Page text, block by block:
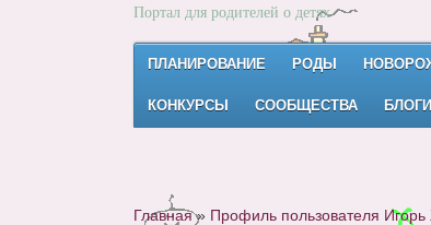
Портал для родителей о детях
ПЛАНИРОВАНИЕ РОДЫ
КОНКУРСЫ СООБЩЕСТВА БЛОГИ
Главная» Профиль пользователя